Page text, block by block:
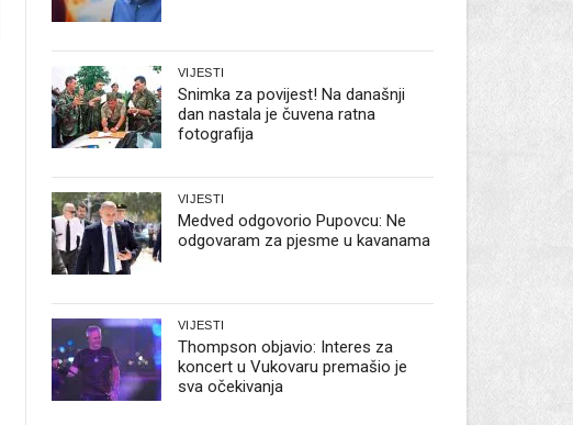
VIJESTI
Snimka za povijest! Na današnji
dan nastala je čuvena ratna
fotografija
VIJESTI
Medved odgovorio Pupovcu: Ne
odgovaram za pjesme u kavanama
VIJESTI
Thompson objavio: Interes za
koncert u Vukovaru premašio je
sva očekivanja